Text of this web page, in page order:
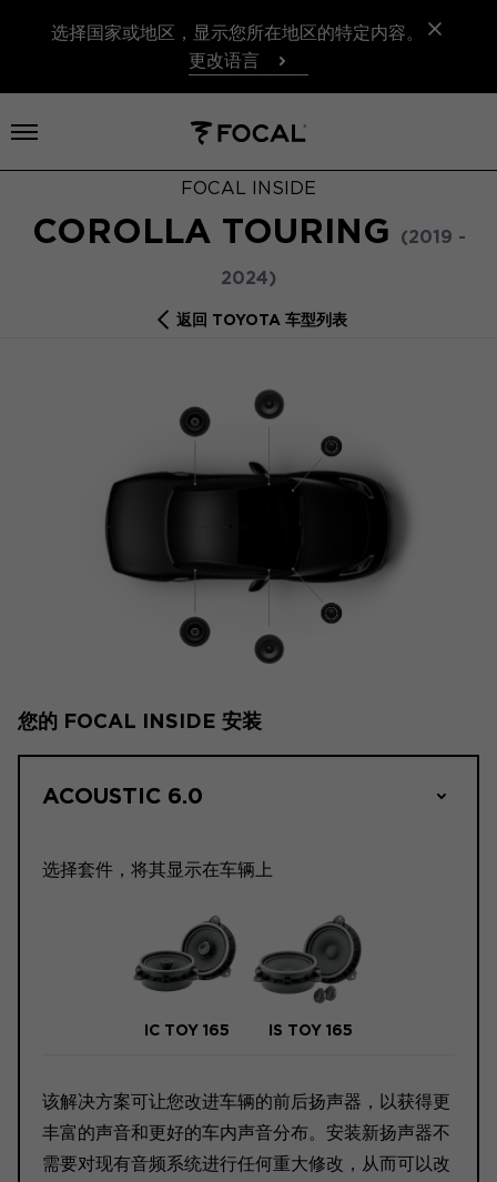
选择国家或地区，显示您所在地区的特定内容。
更改语言
打开菜单
FOCAL INSIDE
COROLLA TOURING
(2019 -
2024)
返回 TOYOTA 车型列表
您的 FOCAL INSIDE 安装
ACOUSTIC 6.0
选择套件，将其显示在车辆上
IC TOY 165 IS TOY 165
该解决方案可让您改进车辆的前后扬声器，以获得更
丰富的声音和更好的车内声音分布。安装新扬声器不
需要对现有音频系统进行任何重大修改，从而可以改